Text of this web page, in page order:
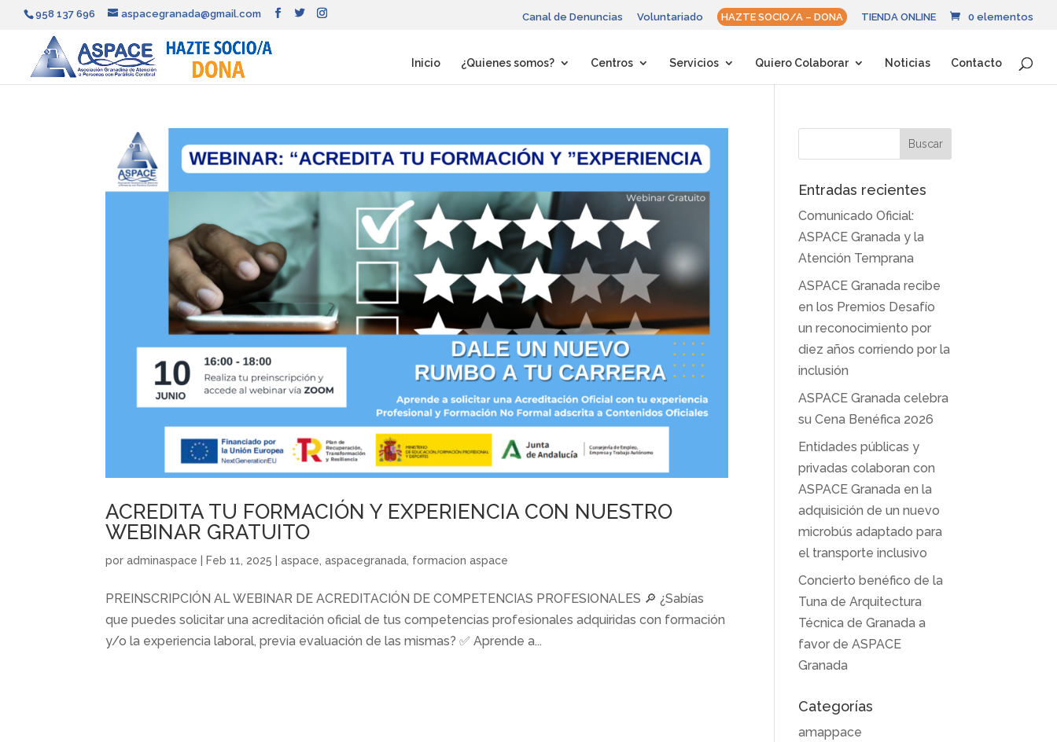
958 137 696 aspacegranada@gmail.com Canal de Denuncias Voluntariado HAZTE SOCIO/A – DONA TIENDA ONLINE 0 elementos
Inicio ¿Quienes somos? Centros Servicios Quiero Colaborar Noticias Contacto
ACREDITA TU FORMACIÓN Y EXPERIENCIA CON NUESTRO
WEBINAR GRATUITO
poradminaspace Feb 11, 2025 |aspace ,aspacegranada formacion aspace
PREINSCRIPCIÓN AL WEBINAR DE ACREDITACIÓN DE COMPETENCIAS PROFESIONALES 🔎 ¿Sabías
que puedes solicitar una acreditación oficial de tus competencias profesionales adquiridas con formación
y/o la experiencia laboral, previa evaluación de las mismas? ✅ Aprende a...
Entradas recientes
Comunicado Oficial:
ASPACE Granada y la
Atención Temprana
ASPACE Granada recibe
en los Premios Desafío
un reconocimiento por
diez años corriendo por la
inclusión
ASPACE Granada celebra
su Cena Benéfica 2026
Entidades públicas y
privadas colaboran con
ASPACE Granada en la
adquisición de un nuevo
microbús adaptado para
el transporte inclusivo
Concierto benéfico de la
Tuna de Arquitectura
Técnica de Granada a
favor de ASPACE
Granada
Categorías
amappace